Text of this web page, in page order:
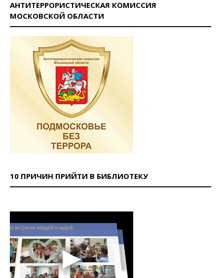
АНТИТЕРРОРИСТИЧЕСКАЯ КОМИССИЯ
МОСКОВСКОЙ ОБЛАСТИ
10 ПРИЧИН ПРИЙТИ В БИБЛИОТЕКУ